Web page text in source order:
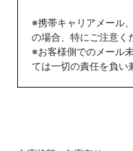
※携帯キャリアメール
の場合、特にご注意く
※お客様側でのメール
ては一切の責任を負い